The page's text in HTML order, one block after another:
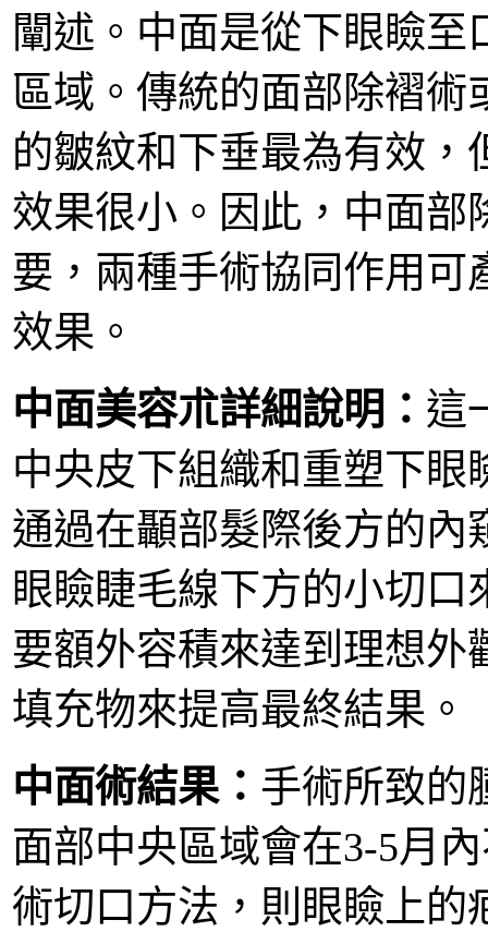
闡述。中面是從下眼瞼
區域。傳統的面部除褶
的皺紋和下垂最為有效
效果很小。因此，中面部
要，兩種手術協同作用可
效果。
中面美容朮詳細說明： 這
中央皮下組織和重塑下
通過在顳部髮際後方的內
眼瞼睫毛線下方的小切
要額外容積來達到理想外
填充物來提高最終結果。
中面術結果： 手術所致的
面部中央區域會在3-5月
術切口方法，則眼瞼上的